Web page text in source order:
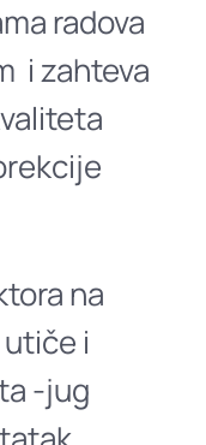
radova
i zahteva
na
i
-jug